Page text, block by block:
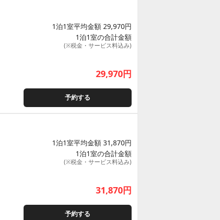
1泊1室平均金額 29,970円
1泊1室の合計金額
(※税金・サービス料込み)
29,970円
予約する
1泊1室平均金額 31,870円
1泊1室の合計金額
(※税金・サービス料込み)
31,870円
予約する